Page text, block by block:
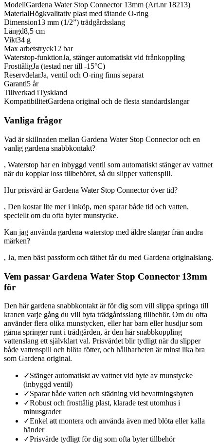
ModellGardena Water Stop Connector 13mm (Art.nr 18213)
MaterialHögkvalitativ plast med tätande O-ring
Dimension13 mm (1/2”) trädgårdsslang
Längd8,5 cm
Vikt34 g
Max arbetstryck12 bar
Waterstop-funktionJa, stänger automatiskt vid frånkoppling
FrosttåligJa (testad ner till -15°C)
ReservdelarJa, ventil och O-ring finns separat
Garanti5 år
Tillverkad iTyskland
KompatibilitetGardena original och de flesta standardslangar
Vanliga frågor
Vad är skillnaden mellan Gardena Water Stop Connector och en
vanlig gardena snabbkontakt?
, Waterstop har en inbyggd ventil som automatiskt stänger av vattnet
när du kopplar loss tillbehöret, så du slipper vattenspill.
Hur prisvärd är Gardena Water Stop Connector över tid?
, Den kostar lite mer i inköp, men sparar både tid och vatten,
speciellt om du ofta byter munstycke.
Kan jag använda gardena waterstop med äldre slangar från andra
märken?
, Ja, men bäst passform och täthet får du med Gardena originalslang.
Vem passar Gardena Water Stop Connector 13mm
för
Den här gardena snabbkontakt är för dig som vill slippa springa till
kranen varje gång du vill byta trädgårdsslang tillbehör. Om du ofta
använder flera olika munstycken, eller har barn eller husdjur som
gärna springer runt i trädgården, är den här snabbkoppling
vattenslang ett självklart val. Prisvärdet blir tydligt när du slipper
både vattenspill och blöta fötter, och hållbarheten är minst lika bra
som Gardena original.
✓Stänger automatiskt av vattnet vid byte av munstycke
(inbyggd ventil)
✓Sparar både vatten och städning vid bevattningsbyten
✓Robust och frosttålig plast, klarade test utomhus i
minusgrader
✓Enkel att montera och använda även med blöta eller kalla
händer
✓Prisvärde tydligt för dig som ofta byter tillbehör